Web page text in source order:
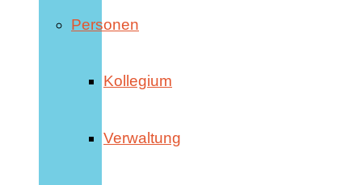
Personen
Kollegium
Verwaltung